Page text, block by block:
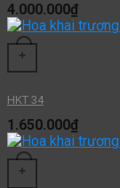
4.000.000₫
+
HKT 34
1.650.000₫
+